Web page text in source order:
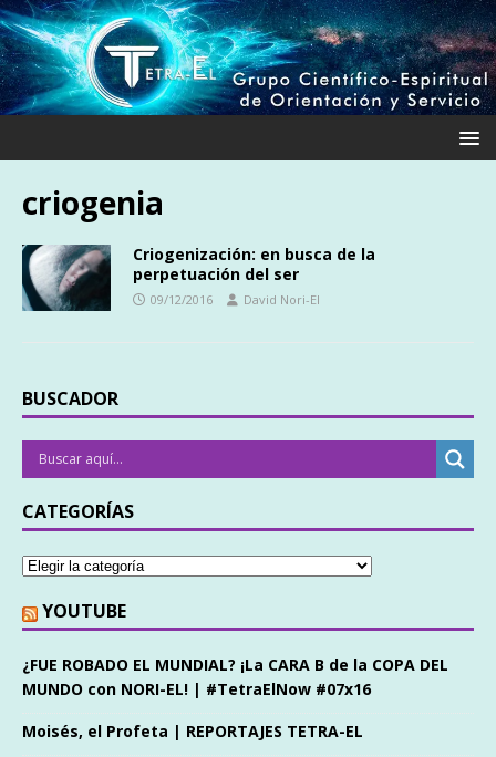
criogenia
Criogenización: en busca de la
perpetuación del ser
09/12/2016 David Nori-El
BUSCADOR
CATEGORÍAS
YOUTUBE
¿FUE ROBADO EL MUNDIAL? ¡La CARA B de la COPA DEL
MUNDO con NORI-EL! | #TetraElNow #07x16
Moisés, el Profeta | REPORTAJES TETRA-EL